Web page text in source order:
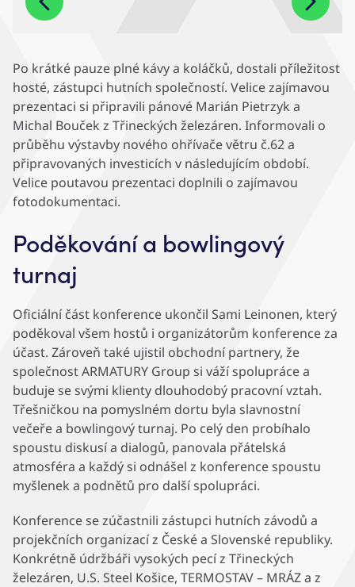
Po krátké pauze plné kávy a koláčků, dostali příležitost
hosté, zástupci hutních společností. Velice zajímavou
prezentaci si připravili pánové Marián Pietrzyk a
Michal Bouček z Třineckých železáren. Informovali o
průběhu výstavby nového ohřívače větru č.62 a
připravovaných investicích v následujícím období.
Velice poutavou prezentaci doplnili o zajímavou
fotodokumentaci.
Poděkování a bowlingový
turnaj
Oficiální část konference ukončil Sami Leinonen, který
poděkoval všem hostů i organizátorům konference za
účast. Zároveň také ujistil obchodní partnery, že
společnost ARMATURY Group si váží spolupráce a
buduje se svými klienty dlouhodobý pracovní vztah.
Třešničkou na pomyslném dortu byla slavnostní
večeře a bowlingový turnaj. Po celý den probíhalo
spoustu diskusí a dialogů, panovala přátelská
atmosféra a každý si odnášel z konference spoustu
myšlenek a podnětů pro další spolupráci.
Konference se zúčastnili zástupci hutních závodů a
projekčních organizací z České a Slovenské republiky.
Konkrétně údržbáři vysokých pecí z Třineckých
železáren, U.S. Steel Košice, TERMOSTAV – MRÁZ a z